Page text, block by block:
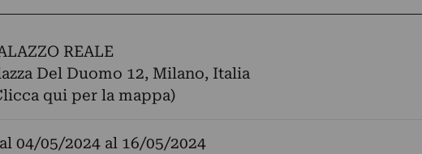
REALE
Del Duomo 12, Milano, Italia
qui per la mappa)
04/05/2024al 16/05/2024